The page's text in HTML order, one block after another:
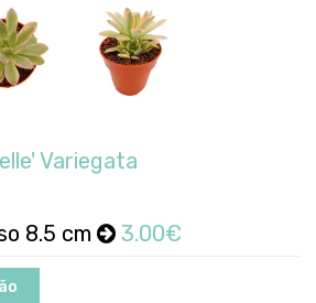
Variegata
8.5 cm 3.00€